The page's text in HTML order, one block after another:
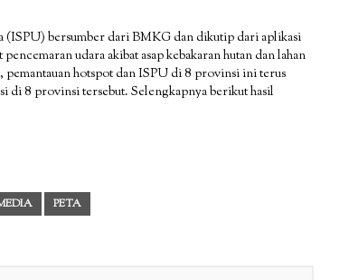
(ISPU) bersumber dari BMKG dan dikutip dari aplikasi
udara akibat asap kebakaran hutan dan lahan
pemantauan hotspot dan ISPU di 8 provinsi ini terus
di 8 provinsi tersebut. Selengkapnya berikut hasil
PETA